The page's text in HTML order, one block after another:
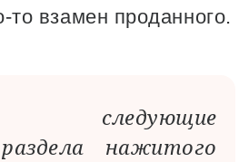
то взамен проданного.
следующие
нажитого